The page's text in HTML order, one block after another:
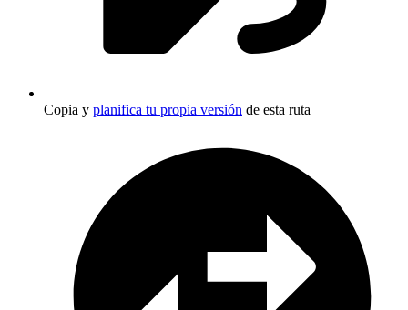
Copia y planifica tu propia versión de esta ruta